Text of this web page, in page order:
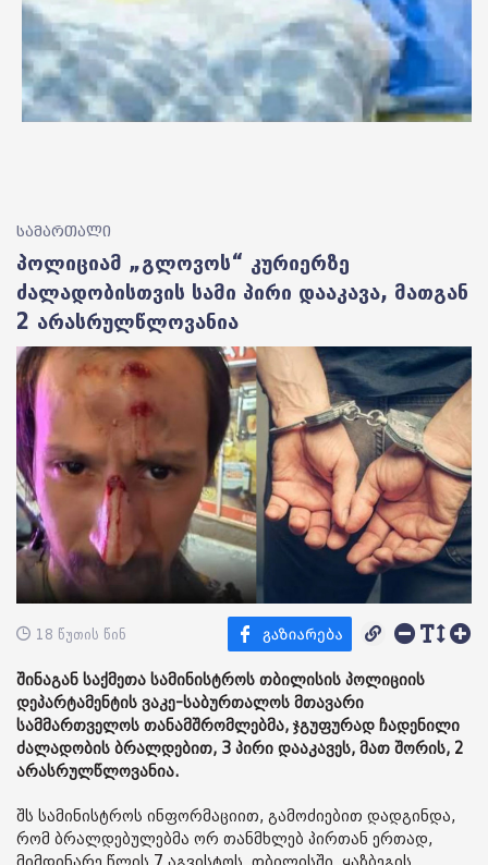
სამართალი
პოლიციამ „გლოვოს“ კურიერზე
ძალადობისთვის სამი პირი დააკავა, მათგან
2 არასრულწლოვანია
18 წუთის წინ
შინაგან საქმეთა სამინისტროს თბილისის პოლიციის
დეპარტამენტის ვაკე-საბურთალოს მთავარი
სამმართველოს თანამშრომლებმა, ჯგუფურად ჩადენილი
ძალადობის ბრალდებით, 3 პირი დააკავეს, მათ შორის, 2
არასრულწლოვანია.
შს სამინისტროს ინფორმაციით, გამოძიებით დადგინდა,
რომ ბრალდებულებმა ორ თანმხლებ პირთან ერთად,